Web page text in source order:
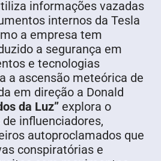
informações vazadas
internos da Tesla
a empresa tem
a segurança em
e tecnologias
a ascensão meteórica de
em direção a Donald
da Luz” explora o
influenciadores,
autoproclamados que
conspiratórias e